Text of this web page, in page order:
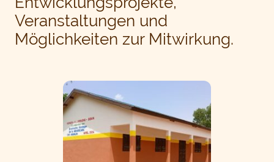
Veranstaltungen und
Möglichkeiten zur Mitwirkung.